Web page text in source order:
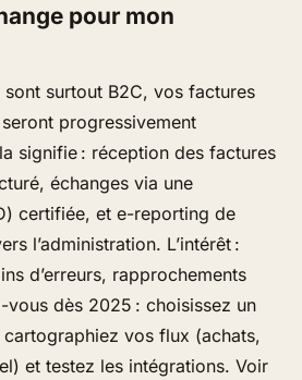
pour mon
surtout B2C, vos factures
progressivement
signifie : réception des factures
échanges via une
certifiée, et e-reporting de
l’administration. L’intérêt :
d’erreurs, rapprochements
vous dès 2025 : choisissez un
vos flux (achats,
et testez les intégrations. Voir